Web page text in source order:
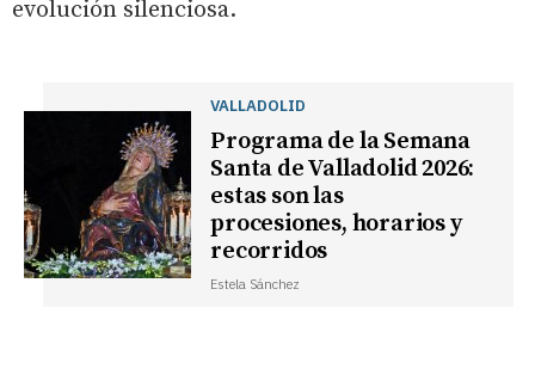
evolución silenciosa.
VALLADOLID
Programa de la Semana
Santa de Valladolid 2026:
estas son las
procesiones, horarios y
recorridos
Estela Sánchez